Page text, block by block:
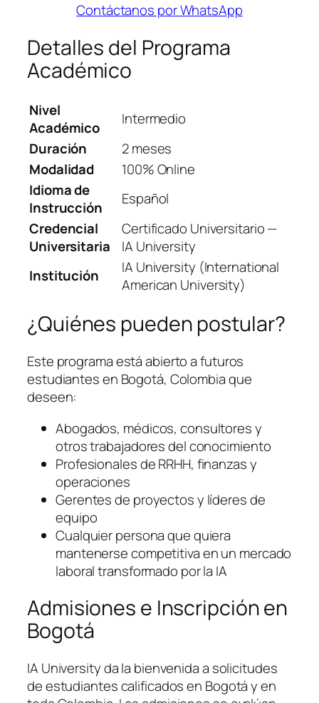
Contáctanos por WhatsApp
Detalles del Programa
Académico
Nivel
Académico
Intermedio
Duración
2 meses
Modalidad
100% Online
Idioma de
Instrucción
Español
Credencial
Universitaria
Certificado Universitario —
IA University
Institución
IA University (International
American University)
¿Quiénes pueden postular?
Este programa está abierto a futuros
estudiantes en Bogotá, Colombia que
deseen:
Abogados, médicos, consultores y
otros trabajadores del conocimiento
Profesionales de RRHH, finanzas y
operaciones
Gerentes de proyectos y líderes de
equipo
Cualquier persona que quiera
mantenerse competitiva en un mercado
laboral transformado por la IA
Admisiones e Inscripción en
Bogotá
IA University da la bienvenida a solicitudes
de estudiantes calificados en Bogotá y en